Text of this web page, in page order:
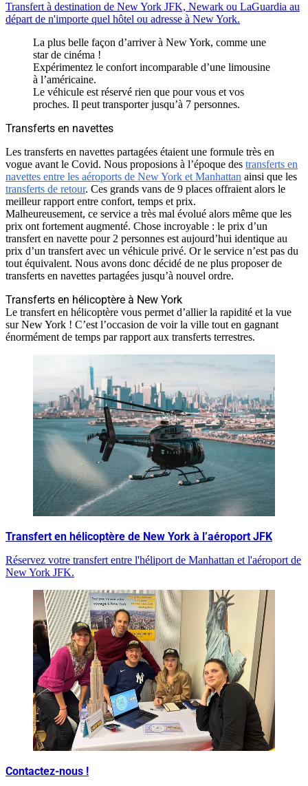
Transfert à destination de New York JFK, Newark ou LaGuardia au
départ de n'importe quel hôtel ou adresse à New York.
La plus belle façon d’arriver à New York, comme une
star de cinéma !
Expérimentez le confort incomparable d’une limousine
à l’américaine.
Le véhicule est réservé rien que pour vous et vos
proches. Il peut transporter jusqu’à 7 personnes.
Transferts en navettes
Les transferts en navettes partagées étaient une formule très en
vogue avant le Covid. Nous proposions à l’époque des transferts en
navettes entre les aéroports de New York et Manhattan ainsi que les
transferts de retour. Ces grands vans de 9 places offraient alors le
meilleur rapport entre confort, temps et prix.
Malheureusement, ce service a très mal évolué alors même que les
prix ont fortement augmenté. Chose incroyable : le prix d’un
transfert en navette pour 2 personnes est aujourd’hui identique au
prix d’un transfert avec un véhicule privé. Or le service n’est pas du
tout équivalent. Nous avons donc décidé de ne plus proposer de
transferts en navettes partagées jusqu’à nouvel ordre.
Transferts en hélicoptère à New York
Le transfert en hélicoptère vous permet d’allier la rapidité et la vue
sur New York ! C’est l’occasion de voir la ville tout en gagnant
énormément de temps par rapport aux transferts terrestres.
Transfert en hélicoptère de New York à l’aéroport JFK
Réservez votre transfert entre l'héliport de Manhattan et l'aéroport de
New York JFK.
Contactez-nous !